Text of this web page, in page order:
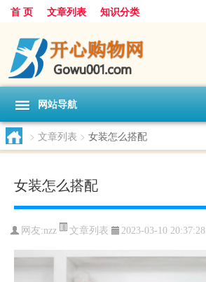
首 页 文章列表 知识分类
网站导航
> 文章列表 > 女装怎么搭配
女装怎么搭配
网友:nzz 文章列表 2023-03-10 20:37:28